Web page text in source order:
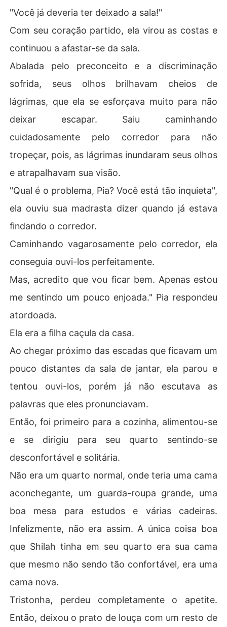
"Você já deveria ter deixado a sala!"
Com seu coração partido, ela virou as costas e
continuou a afastar-se da sala.
Abalada pelo preconceito e a discriminação
sofrida, seus olhos brilhavam cheios de
lágrimas, que ela se esforçava muito para não
deixar escapar. Saiu caminhando
cuidadosamente pelo corredor para não
tropeçar, pois, as lágrimas inundaram seus olhos
e atrapalhavam sua visão.
"Qual é o problema, Pia? Você está tão inquieta",
ela ouviu sua madrasta dizer quando já estava
findando o corredor.
Caminhando vagarosamente pelo corredor, ela
conseguia ouvi-los perfeitamente.
Mas, acredito que vou ficar bem. Apenas estou
me sentindo um pouco enjoada." Pia respondeu
atordoada.
Ela era a filha caçula da casa.
Ao chegar próximo das escadas que ficavam um
pouco distantes da sala de jantar, ela parou e
tentou ouvi-los, porém já não escutava as
palavras que eles pronunciavam.
Então, foi primeiro para a cozinha, alimentou-se
e se dirigiu para seu quarto sentindo-se
desconfortável e solitária.
Não era um quarto normal, onde teria uma cama
aconchegante, um guarda-roupa grande, uma
boa mesa para estudos e várias cadeiras.
Infelizmente, não era assim. A única coisa boa
que Shilah tinha em seu quarto era sua cama
que mesmo não sendo tão confortável, era uma
cama nova.
Tristonha, perdeu completamente o apetite.
Então, deixou o prato de louça com um resto de